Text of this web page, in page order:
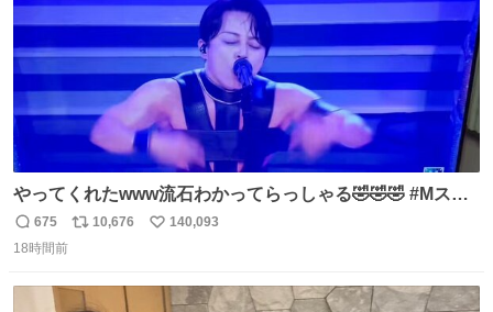
やってくれたwww流石わかってらっしゃる🤣🤣🤣 #Mステ
#西川貴教
返
信
675
リ
ト
10,676
い
数
140,093
18時間前